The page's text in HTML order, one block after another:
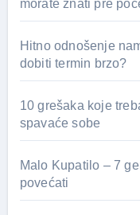
morate znati pre
Hitno odnošenje
dobiti termin brzo?
10 grešaka koje
spavaće sobe
Malo Kupatilo – 7
povećati